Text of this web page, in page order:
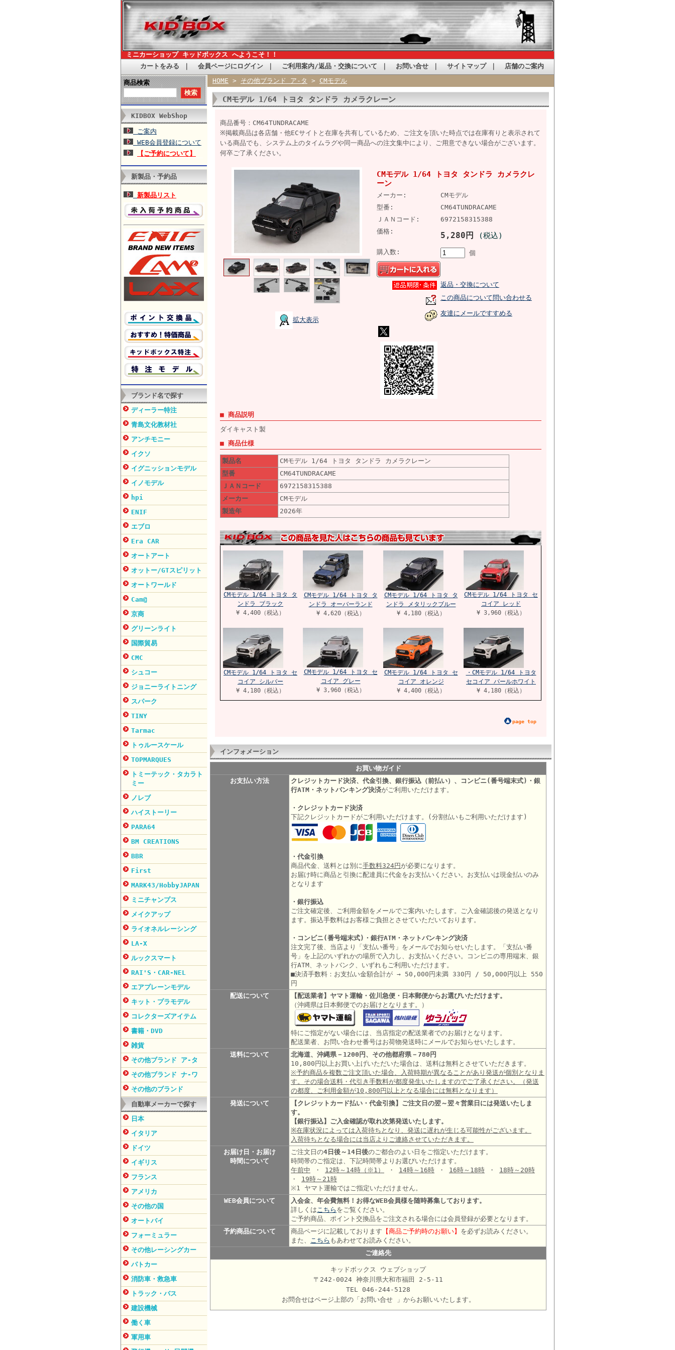
ミニカーショップ キッドボックス へようこそ！！
カートをみる
会員ページにログイン ご利用案内/返品・交換について お問い合せ サイトマップ｜ 店舗のご案内
商品検索
KIDBOX WebShop
ご案内
WEB会員登録について
【ご予約について】
新製品・予約品
新製品リスト
ブランド名で探す
ディーラー特注
青島文化教材社
アンチモニー
イクソ
イグニッションモデル
イノモデル
hpi
ENIF
エブロ
Era CAR
オートアート
オットー/GTスピリット
オートワールド
Cam@
京商
グリーンライト
国際貿易
CMC
シュコー
ジョニーライトニング
スパーク
TINY
Tarmac
トゥルースケール
TOPMARQUES
トミーテック・タカラト
ミー
ノレブ
ハイストーリー
PARA64
BM CREATIONS
BBR
First
MARK43/HobbyJAPAN
ミニチャンプス
メイクアップ
ライオネルレーシング
LA-X
ルックスマート
RAI'S・CAR-NEL
エアプレーンモデル
キット・プラモデル
コレクターズアイテム
書籍・DVD
雑貨
その他ブランド ア-タ
その他ブランド ナ-ワ
その他のブランド
自動車メーカーで探す
日本
イタリア
ドイツ
イギリス
フランス
アメリカ
その他の国
オートバイ
フォーミュラー
その他レーシングカー
パトカー
消防車・救急車
トラック・バス
建設機械
働く車
軍用車
HOME > その他ブランド ア-タ > CMモデル
CMモデル 1/64 トヨタ タンドラ カメラクレーン
商品番号：CM64TUNDRACAME
※掲載商品は各店舗・他ECサイトと在庫を共有しているため、ご注文を頂いた時点では在庫有りと表示されて
いる商品でも、システム上のタイムラグや同一商品への注文集中により、ご用意できない場合がございます。
何卒ご了承ください。
拡大表示
CMモデル 1/64 トヨタ タンドラ カメラクレ
ーン
メーカー:
CMモデル
型番:
CM64TUNDRACAME
ＪＡＮコード:
6972158315388
価格:
5,280円 (税込)
購入数: 個
返品・交換について
この商品について問い合わせる
友達にメールですすめる
■ 商品説明
ダイキャスト製
■ 商品仕様
製品名
CMモデル 1/64 トヨタ タンドラ カメラクレーン
型番
CM64TUNDRACAME
ＪＡＮコード
6972158315388
メーカー
CMモデル
製造年
2026年
CMモデル 1/64 トヨタ タ
ンドラ ブラック
¥ 4,400（税込）
CMモデル 1/64 トヨタ タ
ンドラ オーバーランド
¥ 4,620（税込）
CMモデル 1/64 トヨタ タ
ンドラ メタリックブルー
¥ 4,180（税込）
CMモデル 1/64 トヨタ セ
コイア レッド
¥ 3,960（税込）
CMモデル 1/64 トヨタ セ
コイア シルバー
¥ 4,180（税込）
CMモデル 1/64 トヨタ セ
コイア グレー
¥ 3,960（税込）
CMモデル 1/64 トヨタ セ
コイア オレンジ
¥ 4,400（税込）
・CMモデル 1/64 トヨタ
セコイア パールホワイト
¥ 4,180（税込）
page top
インフォメーション
お買い物ガイド
お支払い方法
クレジットカード決済、代金引換、銀行振込（前払い）、コンビニ(番号端末式)・銀
行ATM・ネットバンキング決済がご利用いただけます。
・クレジットカード決済
下記クレジットカードがご利用いただけます。(分割払いもご利用いただけます)
・代金引換
商品代金、送料とは別に手数料324円 が必要になります。
お届け時に商品と引換に配達員に代金をお支払いください。お支払いは現金払いのみ
となります
・銀行振込
ご注文確定後、ご利用金額をメールでご案内いたします。ご入金確認後の発送となり
ます。振込手数料はお客様ご負担とさせていただいております。
・コンビニ(番号端末式)・銀行ATM・ネットバンキング決済
注文完了後、当店より「支払い番号」をメールでお知らせいたします。「支払い番
号」を上記のいずれかの場所で入力し、お支払いください。コンビニの専用端末、銀
行ATM、ネットバンク、いずれもご利用いただけます。
■決済手数料：お支払い金額合計が → 50,000円未満 330円 / 50,000円以上 550
円
配送について
【配送業者】ヤマト運輸・佐川急便・日本郵便からお選びいただけます。
（沖縄県は日本郵便でのお届けとなります。）
特にご指定がない場合には、当店指定の配送業者でのお届けとなります。
配送業者、お問い合わせ番号はお荷物発送時にメールでお知らせいたします。
送料について
北海道、沖縄県－1200円、その他都府県－780円
10,800円以上お買い上げいただいた場合は、送料は無料とさせていただきます。
※予約商品を複数ご注文頂いた場合、入荷時期が異なることがあり発送が個別となりま
す。その場合送料・代引き手数料が都度発生いたしますのでご了承ください。（発送
の都度、ご利用金額が10,800円以上となる場合には無料となります）
発送について
【クレジットカード払い・代金引換】ご注文日の翌～翌々営業日には発送いたしま
す。
【銀行振込】ご入金確認が取れ次第発送いたします。
※在庫状況によっては入荷待ちとなり、発送に遅れが生じる可能性がございます。
入荷待ちとなる場合には当店よりご連絡させていただきます。
お届け日・お届け
時間について
ご注文日の4日後～14日後のご都合のよい日をご指定いただけます。
時間帯のご指定は、下記時間帯よりお選びいただけます。
午前中 ・ 12時～14時 （※1） ・ 14時～16時 ・ 16時～18時 ・ 18時～20時
・ 19時～21時
※1 ヤマト運輸ではご指定いただけません。
WEB会員について
入会金、年会費無料！お得なWEB会員様を随時募集しております。
詳しくはこちら をご覧ください。
ご予約商品、ポイント交換品をご注文される場合には会員登録が必要となります。
予約商品について
商品ページに記載しております 【商品ご予約時のお願い】 を必ずお読みください。
また、 こちら もあわせてお読みください。
ご連絡先
キッドボックス ウェブショップ
〒242-0024 神奈川県大和市福田 2-5-11
TEL 046-244-5128
お問合せはページ上部の「お問い合せ 」からお願いいたします。